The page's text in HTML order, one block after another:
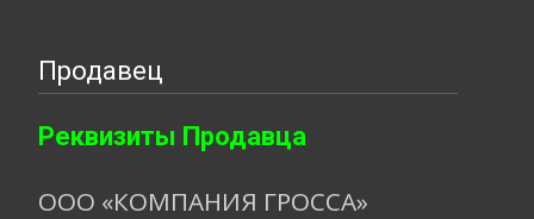
Продавец
Реквизиты Продавца
ООО «КОМПАНИЯ ГРОССА»